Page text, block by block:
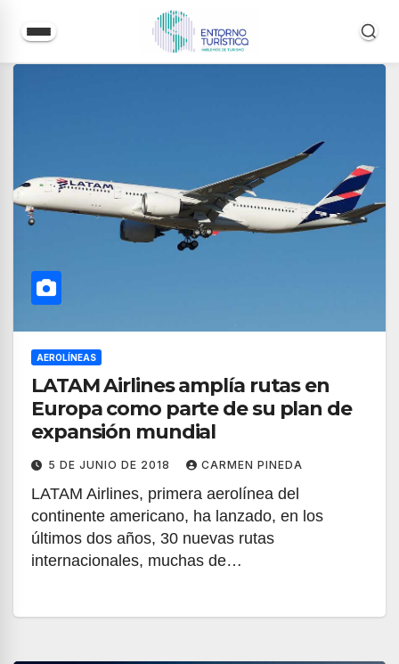
Saltar
AEROLÍNEAS
LATAM Airlines amplía rutas en
Europa como parte de su plan de
expansión mundial
5 DE JUNIO DE 2018 CARMEN PINEDA
LATAM Airlines, primera aerolínea del
continente americano, ha lanzado, en los
últimos dos años, 30 nuevas rutas
internacionales, muchas de…